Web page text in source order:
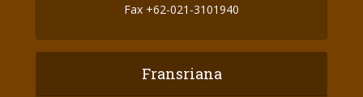
Fax +62-021-3101940
Fransriana